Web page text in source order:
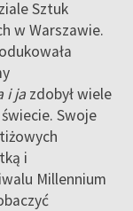
Sztuk
w Warszawie.
i ja zdobył wiele
Swoje
i
Millennium